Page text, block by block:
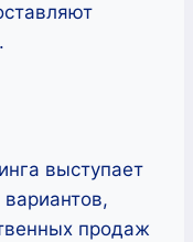
выступает
продаж